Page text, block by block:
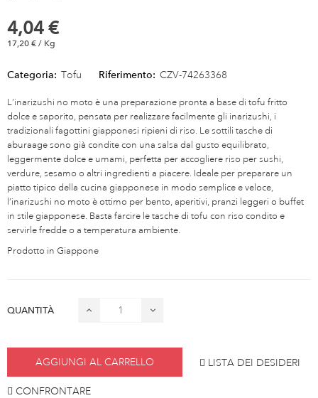
4,04 €
17,20 € / Kg
Categoria: Tofu Riferimento: CZV-74263368
L’inarizushi no moto è una preparazione pronta a base di tofu fritto
dolce e saporito, pensata per realizzare facilmente gli inarizushi, i
tradizionali fagottini giapponesi ripieni di riso. Le sottili tasche di
aburaage sono già condite con una salsa dal gusto equilibrato,
leggermente dolce e umami, perfetta per accogliere riso per sushi,
verdure, sesamo o altri ingredienti a piacere. Ideale per preparare un
piatto tipico della cucina giapponese in modo semplice e veloce,
l’inarizushi no moto è ottimo per bento, aperitivi, pranzi leggeri o buffet
in stile giapponese. Basta farcire le tasche di tofu con riso condito e
servirle fredde o a temperatura ambiente.
Prodotto in Giappone
QUANTITÀ
AGGIUNGI AL CARRELLO LISTA DEI DESIDERI
CONFRONTARE